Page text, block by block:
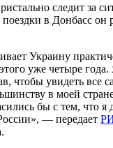
следит за
в Донбасс он
Украину
уже четыре года.
чтобы увидеть все
в моей
бы с тем, что я
— передает